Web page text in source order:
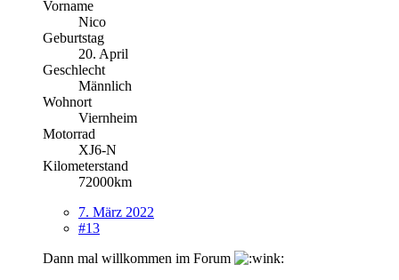
Vorname
Nico
Geburtstag
20. April
Geschlecht
Männlich
Wohnort
Viernheim
Motorrad
XJ6-N
Kilometerstand
72000km
7. März 2022
#13
Dann mal willkommen im Forum